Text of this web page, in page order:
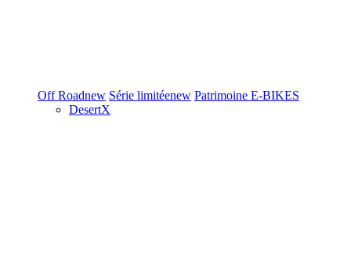
Off Roadnew Série limitéenew Patrimoine E-BIKES
DesertX